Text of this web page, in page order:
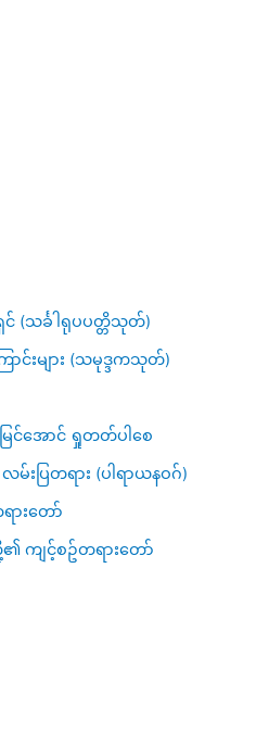
သင်္ခါရုပပတ္တိသုတ်)
င်းများ (သမုဒ္ဒကသုတ်)
င်အောင် ရှုတတ်ပါစေ
းပြတရား (ပါရာယနဝဂ်)
ားတော်
ကျင့်စဥ်တရားတော်